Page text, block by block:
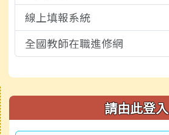
線上填報系統
全國教師在職進修網
右邊區域內容 請由此登入